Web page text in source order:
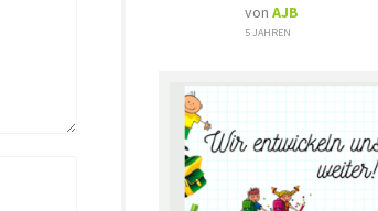
von AJB
5 JAHREN